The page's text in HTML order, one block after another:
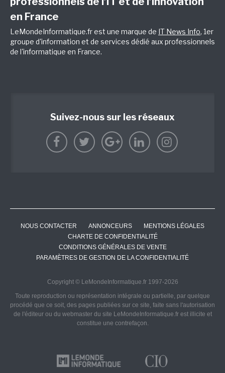
en France
LeMondeInformatique.fr est une marque de IT News Info, 1er
groupe d'information et de services dédié aux professionnels
de l'informatique en France.
Suivez-nous sur les réseaux
NOUS CONTACTER ANNONCEURS
MENTIONS LÉGALES
CHARTE DE CONFIDENTIALITÉ
CONDITIONS GÉNÉRALES DE VENTE
PARAMÈTRES DE GESTION DE LA CONFIDENTIALITÉ
Copyright © LeMondeInformatique.fr 1997-2026
Toute reproduction ou représentation intégrale ou partielle, par quelque
procédé que ce soit, des pages publiées sur ce site, faite sans l'autorisation
de l'éditeur ou du webmaster du site LeMondeInformatique.fr est illicite et
constitue une contrefaçon.